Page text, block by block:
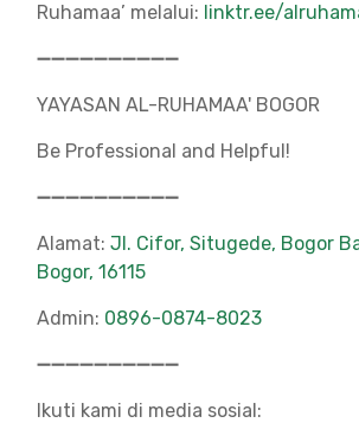
Ruhamaa’ melalui: linktr.ee/
➖➖➖➖➖➖➖➖➖➖
YAYASAN AL-RUHAMAA' BOGOR
Be Professional and Helpful!
➖➖➖➖➖➖➖➖➖➖
Alamat: Jl. Cifor, Situgede, Bogor
Bogor, 16115
Admin: 0896-0874-8023
➖➖➖➖➖➖➖➖➖➖
Ikuti kami di media sosial: